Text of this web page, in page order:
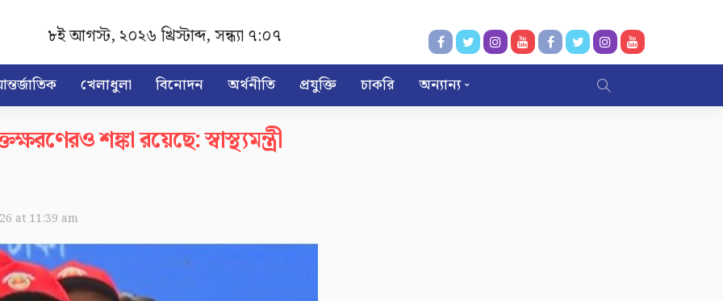
৮ই আগস্ট, ২০২৬ খ্রিস্টাব্দ,সন্ধ্যা ৭:০৭
খেলাধুলা বিনোদন অর্থনীতি প্রযুক্তি চাকরি অন্যান্য
শঙ্কা রয়েছে: স্বাস্থ্যমন্ত্রী
at 11:39 am